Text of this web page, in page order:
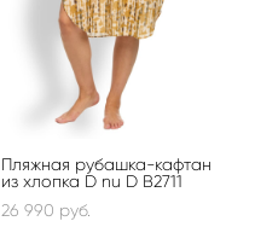
Пляжная рубашка-кафтан
из хлопка D nu D B2711
26 990 pуб.